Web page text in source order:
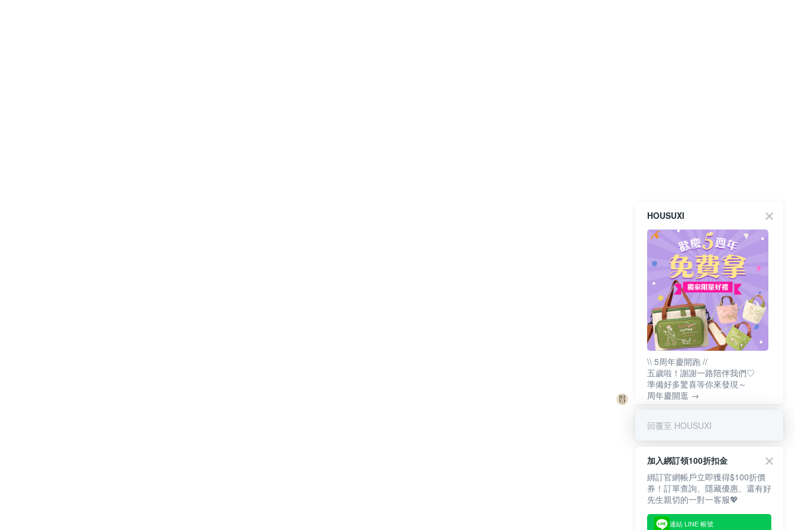
HOUSUXI
\\ 5周年慶開跑 //
五歲啦！謝謝一路陪伴我們♡
準備好多驚喜等你來發現～
周年慶開逛 →
回覆至 HOUSUXI
加入綁訂領100折扣金
綁訂官網帳戶立即獲得$100折價
券！訂單查詢、隱藏優惠、還有好
先生親切的一對一客服💖
連結 LINE 帳號